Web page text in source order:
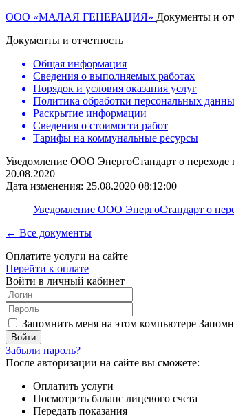
ООО «МАЛАЯ ГЕНЕРАЦИЯ» Документы и
Документы и отчетность
Общая информация
Сведения о выполняемых работах
Порядок и условия оказания услуг
Политика обработки персональных
Раскрытие информации
Сведения о стоимости работ
Тарифы на коммунальные ресурсы
Уведомление ООО ЭнергоСтандарт о
20.08.2020
Дата изменения: 25.08.2020 08:12:00
Уведомление ООО ЭнергоСтандарт о
← Все документы
Оплатите услуги на сайте
Перейти к оплате
Войти в личный кабинет
Запомнить меня на этом компьютере
Забыли пароль?
После авторизации на сайте вы сможете:
Оплатить услуги
Посмотреть баланс лицевого счета
Передать показания